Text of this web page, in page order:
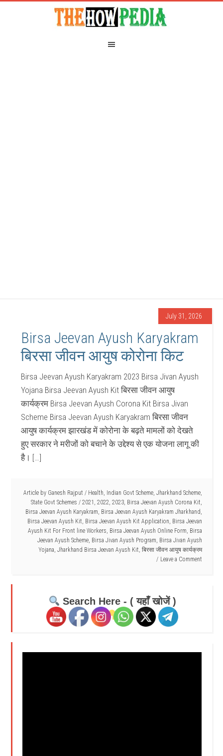
July 31, 2026
Birsa Jeevan Ayush Karyakram
बिरसा जीवन आयुष कोरोना किट
Birsa Jeevan Ayush Karyakram 2023 Birsa Jivan Ayush
Yojana Birsa Jeevan Ayush Kit बिरसा जीवन आयुष
कार्यक्रम Birsa Jeevan Ayush Corona Kit Birsa Jivan
Scheme Birsa Jeevan Ayush Karyakram बिरसा जीवन
आयुष कार्यक्रम झारखंड में कोरोना के बढ़ते मामलों को देखते
हुए सरकार ने मरीजों को बचाने के उद्देश्य से एक योजना लागू की
है। […]
Article by Ganesh Rajput / Health, Indian Govt Scheme, Jharkhand Scheme,
State Govt Schemes / 2021 , 2022, 2023, Birsa Jeevan Ayush Corona Kit,
Birsa Jeevan Ayush Karyakram, Birsa Jeevan Ayush Karyakram Jharkhand,
Birsa Jeevan Ayush Kit, Birsa Jeevan Ayush Kit Application, Birsa Jeevan
Ayush Kit For Front line Workers, Birsa Jeevan Ayush Online Form, Birsa
Jeevan Ayush Scheme, Birsa Jivan Ayush Program, Birsa Jivan Ayush
Yojana, Jharkhand Birsa Jeevan Ayush Kit, बिरसा जीवन आयुष कार्यक्रम
Leave a Comment
Search Here - ( यहाँ खोजें )